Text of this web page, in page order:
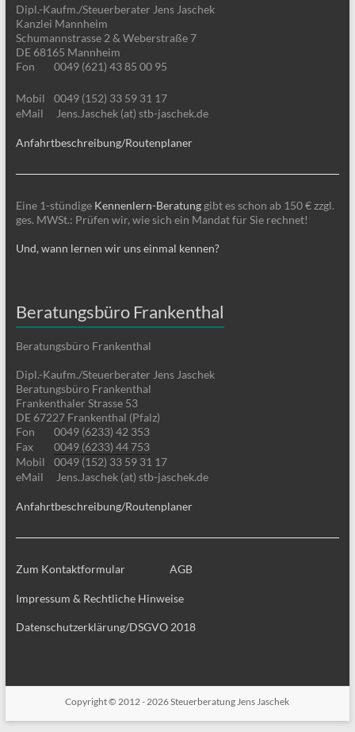
Dipl.-Kaufm./Steuerberater Jens Jaschek
Kanzlei Mannheim
Schumannstrasse 2 & Weberstraße 7
DE 68165 Mannheim
Fon
0049 (621) 43 85 00 95
Mobil
0049 (152) 33 59 31 17
eMail
Jens.Jaschek (at) stb-jaschek.de
Anfahrtbeschreibung/Routenplaner
Eine 1-stündige Kennenlern-Beratunggibt es schon ab 150 € zzgl.
ges. MWSt.: Prüfen wir, wie sich ein Mandat für Sie rechnet!
Und, wann lernen wir uns einmal kennen?
Beratungsbüro Frankenthal
Beratungsbüro Frankenthal
Dipl.-Kaufm./Steuerberater Jens Jaschek
Beratungsbüro Frankenthal
Frankenthaler Strasse 53
DE 67227 Frankenthal (Pfalz)
Fon
0049 (6233) 42 353
Fax
0049 (6233) 44 753
Mobil
0049 (152) 33 59 31 17
eMail
Jens.Jaschek (at) stb-jaschek.de
Anfahrtbeschreibung/Routenplaner
Zum Kontaktformular AGB
Impressum & Rechtliche Hinweise
Datenschutzerklärung/DSGVO 2018
Copyright © 2012 - 2026Steuerberatung Jens Jaschek